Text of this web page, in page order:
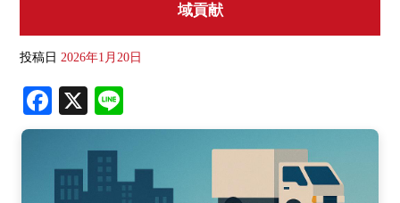
関谷
域貢献
投稿日 2026年1月20日
Fa
ce
ok
X
ne